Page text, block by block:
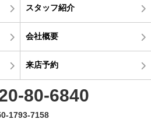
スタッフ紹介
会社概要
来店予約
80-6840
1793-7158